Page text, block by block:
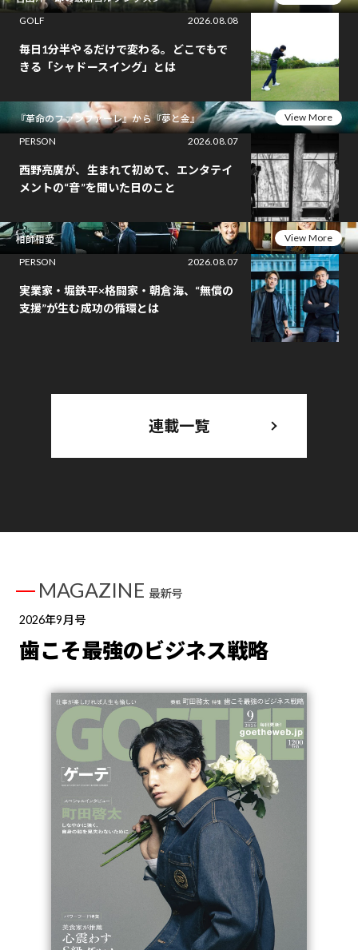
GOLF
2026.08.08
毎日1分半やるだけで変わる。どこでもで
きる「シャドースイング」とは
『革命のファンファーレ』から『夢と金』
View More
PERSON
2026.08.07
西野亮廣が、生まれて初めて、エンタテイ
メントの“音”を聞いた日のこと
相師相愛
View More
PERSON
2026.08.07
実業家・堀鉄平×格闘家・朝倉海、“無償の
支援”が生む成功の循環とは
連載一覧
MAGAZINE 最新号
2026年9月号
歯こそ最強のビジネス戦略